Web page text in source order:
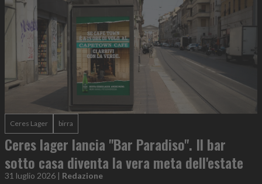
Ceres Lager birra
Ceres lager lancia "Bar Paradiso". Il bar
sotto casa diventa la vera meta dell'estate
31 luglio 2026 | Redazione